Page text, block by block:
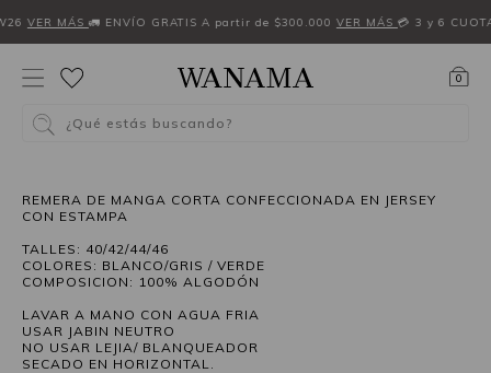
VER MÁS 🚛 ENVÍO GRATIS A partir de $300.000 VER MÁS 💳 3 y 6
0
¿Qué estás buscando?
REMERA DE MANGA CORTA CONFECCIONADA EN JERSEY
CON ESTAMPA
TALLES: 40/42/44/46
COLORES: BLANCO/GRIS / VERDE
COMPOSICION: 100% ALGODÓN
LAVAR A MANO CON AGUA FRIA
USAR JABIN NEUTRO
NO USAR LEJIA/ BLANQUEADOR
SECADO EN HORIZONTAL.